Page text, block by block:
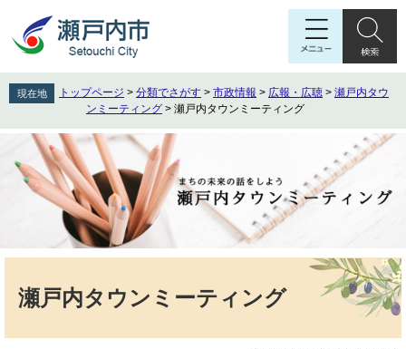
先
頭
を
飛
現在地 トップページ > 分類でさがす > 市政情報 > 広報・広聴 > 瀬戸内タウ
ンミーティング > 瀬戸内タウンミーティング
瀬戸内タウンミーティング